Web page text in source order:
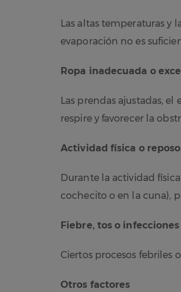
Las altas temperaturas y
evaporación no es
Ropa inadecuada o
Las prendas ajustadas,
respire y favorecer la
Actividad física o
Durante la actividad
cochecito o en la cuna),
Fiebre, tos o infecciones
Ciertos procesos febriles
Otros factores